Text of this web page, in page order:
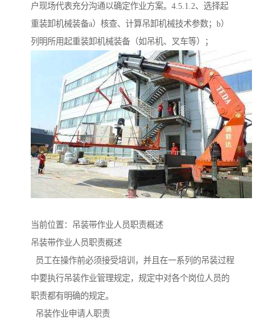
户现场代表充分沟通以确定作业方案。4.5.1.2、选择起
重装卸机械装备a）核查、计算吊卸机械技术参数；b）
列明所用起重装卸机械装备（如吊机、叉车等）；
当前位置：吊装带作业人员职责概述
吊装带作业人员职责概述
员工在操作前必须接受培训，并且在一系列的吊装过程
中要执行吊装作业管理规定，规定中对各个岗位人员的
职责都有明确的规定。
吊装作业申请人职责